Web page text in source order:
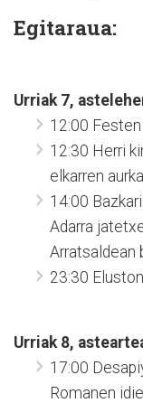
Egitaraua:
Urriak 7,
12:00 Festen
12:30 Herri
elkarren
14:00
Adarra
Arratsaldean
23:30
Urriak 8,
17:00
Romanen